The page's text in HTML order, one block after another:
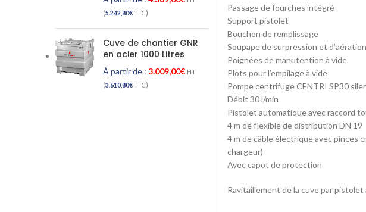
Passage de fourches intégré
Support pistolet
Bouchon de remplissage
Soupape de surpression et d’aération
Poignées de manutention à vide
Plots pour l’empilage à vide
Pompe centrifuge CENTRI SP30
Débit 30 l/min
Pistolet automatique avec raccord
4 m de flexible de distribution DN 19
4 m de câble électrique avec pinces
chargeur)
Avec capot de protection
Ravitaillement de la cuve par
(5.242,80€TTC)
Cuve de chantier GNR
en acier 1000 Litres
À partir de : 3.009,00€ HT
(3.610,80€TTC)